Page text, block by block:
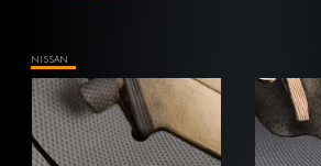
NISSAN